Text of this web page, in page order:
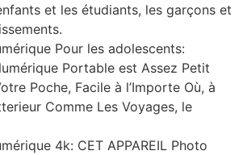
et les étudiants, les garçons et
Pour les adolescents:
Portable est Assez Petit
Poche, Facile à l’Importe Où, à
Comme Les Voyages, le
4k: CET APPAREIL Photo